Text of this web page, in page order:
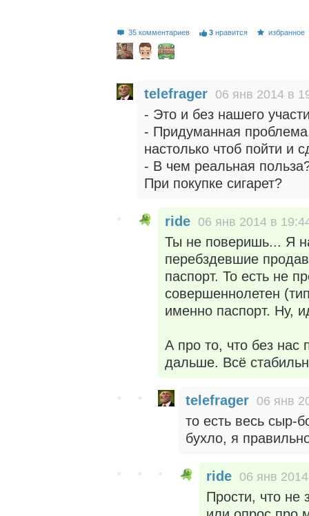
35 комментариев 3 нравится избранное
telefrager 06 янв 2014 в
- Это и без нашего
- Придуманная
настолько чтоб пойти и
- В чем реальная
При покупке сигарет?
ride 06 янв 2014 в
Ты не поверишь... Я
перебздевшие
паспорт. То есть не
совершеннолетен
именно паспорт. Ну,
А про то, что без нас
дальше. Всё
telefrager 06 янв
то есть весь сыр-
бухло, я
ride 06 янв
Прости, что не